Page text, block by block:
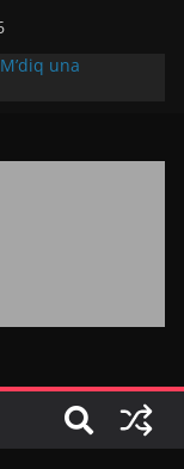
una
en el
de Marruecos
de
(académico